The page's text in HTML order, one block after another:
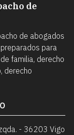
de
de abogados
para
familia, derecho
derecho
- 36203 Vigo